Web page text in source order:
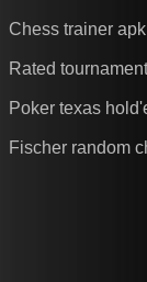
Chess trainer apk
Rated
Poker texas
Fischer random